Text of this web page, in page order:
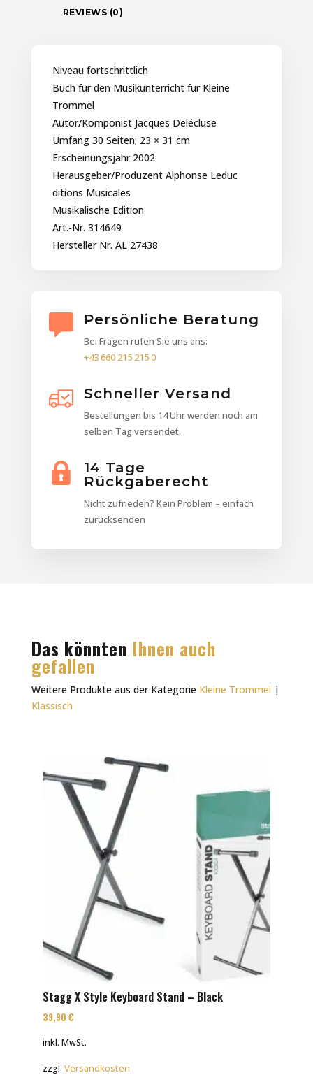
REVIEWS (0)
Niveau fortschrittlich
Buch für den Musikunterricht für Kleine
Trommel
Autor/Komponist Jacques Delécluse
Umfang 30 Seiten; 23 × 31 cm
Erscheinungsjahr 2002
Herausgeber/Produzent Alphonse Leduc
ditions Musicales
Musikalische Edition
Art.-Nr. 314649
Hersteller Nr. AL 27438
Persönliche Beratung
Bei Fragen rufen Sie uns ans:
+43 660 215 215 0
Schneller Versand
Bestellungen bis 14 Uhr werden noch am
selben Tag versendet.
14 Tage
Rückgaberecht
Nicht zufrieden? Kein Problem – einfach
zurücksenden
Das könnten Ihnen auch
gefallen
Weitere Produkte aus der Kategorie Kleine Trommel |
Klassisch
Stagg X Style Keyboard Stand – Black
39,90 €
inkl. MwSt.
zzgl. Versandkosten